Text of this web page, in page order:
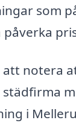
som
notera
i